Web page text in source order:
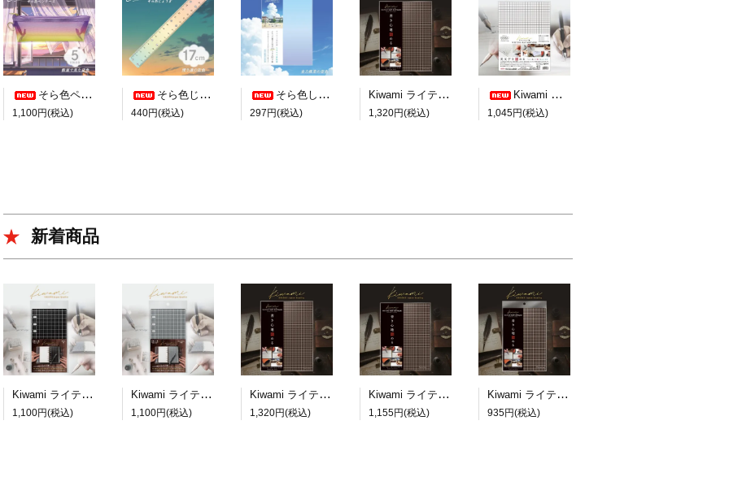
そら色ペンケース【教室で見た空色】
1,100円(税込)
そら色じょうぎ【帰り道の空色】
440円(税込)
そら色したじき B5判【全力疾走の空色】
297円(税込)
Kiwami ライティングマット下敷 A4+【ブラウン&キャメル】
1,320円(税込)
Kiwami ライティングマット下敷 HAKU白薄【A4+方眼】
1,045円(税込)
新着商品
Kiwami ライティングマット下敷 システム手帳バイブルサイズ【黒】
1,100円(税込)
Kiwami ライティングマット下敷 システム手帳バイブルサイズ【月影】
1,100円(税込)
Kiwami ライティングマット下敷 A4+【ブラウン&キャメル】
1,320円(税込)
Kiwami ライティングマット下敷 B5+【ブラウン&キャメル】
1,155円(税込)
Kiwami ライティングマット下敷 A5【ブラウン&キャメル】
935円(税込)